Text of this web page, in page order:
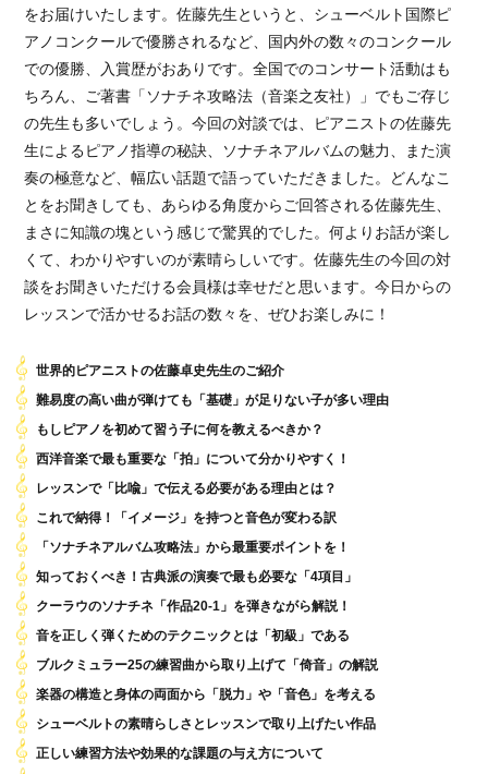
をお届けいたします。佐藤先生というと、シューベルト国際ピ
アノコンクールで優勝されるなど、国内外の数々のコンクール
での優勝、入賞歴がおありです。全国でのコンサート活動はも
ちろん、ご著書「ソナチネ攻略法（音楽之友社）」でもご存じ
の先生も多いでしょう。今回の対談では、ピアニストの佐藤先
生によるピアノ指導の秘訣、ソナチネアルバムの魅力、また演
奏の極意など、幅広い話題で語っていただきました。どんなこ
とをお聞きしても、あらゆる角度からご回答される佐藤先生、
まさに知識の塊という感じで驚異的でした。何よりお話が楽し
くて、わかりやすいのが素晴らしいです。佐藤先生の今回の対
談をお聞きいただける会員様は幸せだと思います。今日からの
レッスンで活かせるお話の数々を、ぜひお楽しみに！
世界的ピアニストの佐藤卓史先生のご紹介
難易度の高い曲が弾けても「基礎」が足りない子が多い理由
もしピアノを初めて習う子に何を教えるべきか？
西洋音楽で最も重要な「拍」について分かりやすく！
レッスンで「比喩」で伝える必要がある理由とは？
これで納得！「イメージ」を持つと音色が変わる訳
「ソナチネアルバム攻略法」から最重要ポイントを！
知っておくべき！古典派の演奏で最も必要な「4項目」
クーラウのソナチネ「作品20-1」を弾きながら解説！
音を正しく弾くためのテクニックとは「初級」である
ブルクミュラー25の練習曲から取り上げて「倚音」の解説
楽器の構造と身体の両面から「脱力」や「音色」を考える
シューベルトの素晴らしさとレッスンで取り上げたい作品
正しい練習方法や効果的な課題の与え方について